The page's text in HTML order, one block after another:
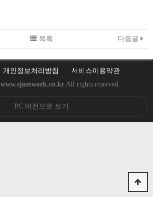
다음글
목록
개인정보처리방침
서비스이용약관
www.sjnetwork.co.kr All rights reserved.
PC 버전으로 보기